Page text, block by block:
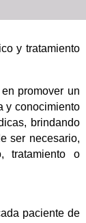
y tratamiento
promover un
y conocimiento
brindando
ser necesario,
tratamiento o
paciente de